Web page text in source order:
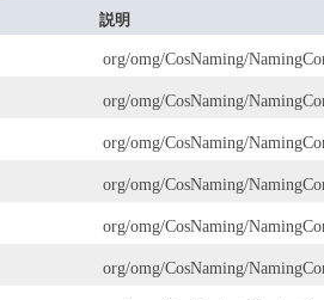
説明
org/omg/CosNaming/
org/omg/CosNaming/
org/omg/CosNaming/
org/omg/CosNaming/
org/omg/CosNaming/
org/omg/CosNaming/